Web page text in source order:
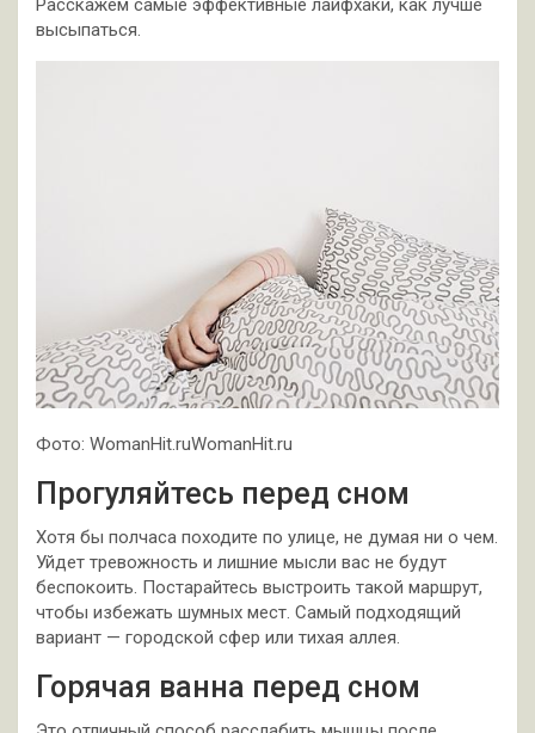
Расскажем самые эффективные лайфхаки, как лучше
высыпаться.
Фото: WomanHit.ruWomanHit.ru
Прогуляйтесь перед сном
Хотя бы полчаса походите по улице, не думая ни о чем.
Уйдет тревожность и лишние мысли вас не будут
беспокоить. Постарайтесь выстроить такой маршрут,
чтобы избежать шумных мест. Самый подходящий
вариант — городской сфер или тихая аллея.
Горячая ванна перед сном